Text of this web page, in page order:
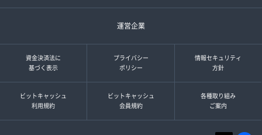
運営企業
資金決済法に
基づく表示
プライバシー
ポリシー
情報セキュリティ
方針
ビットキャッシュ
利用規約
ビットキャッシュ
会員規約
各種取り組み
ご案内